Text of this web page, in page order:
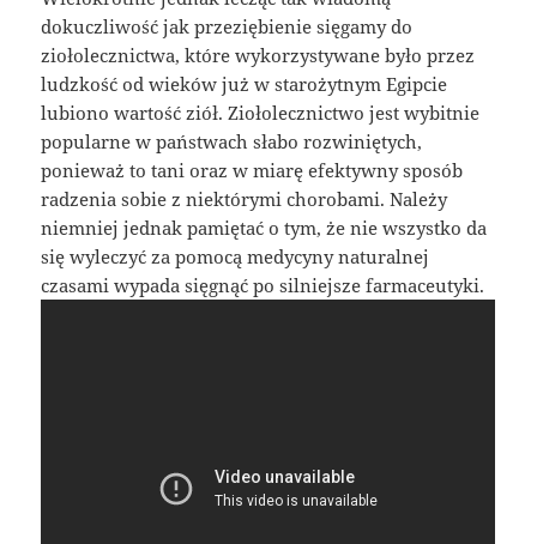
dokuczliwość jak przeziębienie sięgamy do
ziołolecznictwa, które wykorzystywane było przez
ludzkość od wieków już w starożytnym Egipcie
lubiono wartość ziół. Ziołolecznictwo jest wybitnie
popularne w państwach słabo rozwiniętych,
ponieważ to tani oraz w miarę efektywny sposób
radzenia sobie z niektórymi chorobami. Należy
niemniej jednak pamiętać o tym, że nie wszystko da
się wyleczyć za pomocą medycyny naturalnej
czasami wypada sięgnąć po silniejsze farmaceutyki.